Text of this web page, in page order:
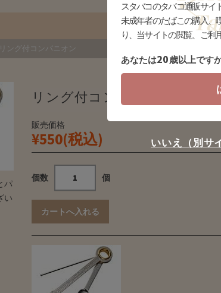
リング付コンパニオン
パ
い
リング付コンパニオン (gpa-
販売価格
¥550(税込)
個数 個
スタバコのタバコ通販サイ
未成年者のたばこの購入、
り、当サイトの閲覧、ご利
あなたは20歳以上です
いいえ（別サ